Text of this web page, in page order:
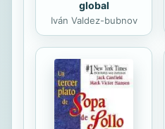
global
Iván Valdez-bubnov